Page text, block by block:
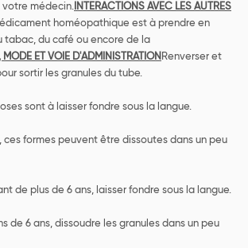
votre médecin. INTERACTIONS AVEC LES AUTRES
homéopathique est à prendre en
tabac, du café ou encore de la
MODE ET VOIE D'ADMINISTRATION Renverser et
sortir les granules du tube.
sont à laisser fondre sous la langue.
ces formes peuvent être dissoutes dans un peu
de plus de 6 ans, laisser fondre sous la langue.
de 6 ans, dissoudre les granules dans un peu